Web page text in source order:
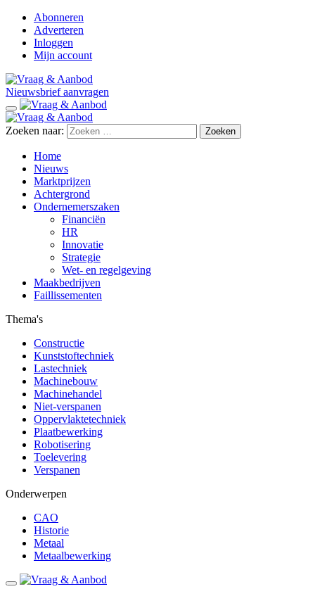
Abonneren
Adverteren
Inloggen
Mijn account
Nieuwsbrief aanvragen
Zoeken naar:
Home
Nieuws
Marktprijzen
Achtergrond
Ondernemerszaken
Financiën
HR
Innovatie
Strategie
Wet- en regelgeving
Maakbedrijven
Faillissementen
Thema's
Constructie
Kunststoftechniek
Lastechniek
Machinebouw
Machinehandel
Niet-verspanen
Oppervlaktetechniek
Plaatbewerking
Robotisering
Toelevering
Verspanen
Onderwerpen
CAO
Historie
Metaal
Metaalbewerking